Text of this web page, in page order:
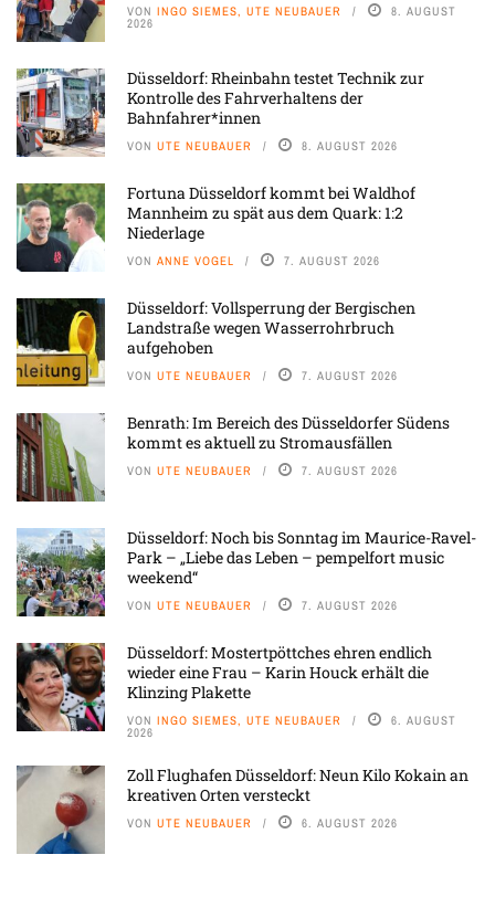
VON INGO SIEMES, UTE NEUBAUER 8. AUGUST
2026
Düsseldorf: Rheinbahn testet Technik zur
Kontrolle des Fahrverhaltens der
Bahnfahrer*innen
VON UTE NEUBAUER 8. AUGUST 2026
Fortuna Düsseldorf kommt bei Waldhof
Mannheim zu spät aus dem Quark: 1:2
Niederlage
VON ANNE VOGEL 7. AUGUST 2026
Düsseldorf: Vollsperrung der Bergischen
Landstraße wegen Wasserrohrbruch
aufgehoben
VON UTE NEUBAUER 7. AUGUST 2026
Benrath: Im Bereich des Düsseldorfer Südens
kommt es aktuell zu Stromausfällen
VON UTE NEUBAUER 7. AUGUST 2026
Düsseldorf: Noch bis Sonntag im Maurice-Ravel-
Park – „Liebe das Leben – pempelfort music
weekend“
VON UTE NEUBAUER 7. AUGUST 2026
Düsseldorf: Mostertpöttches ehren endlich
wieder eine Frau – Karin Houck erhält die
Klinzing Plakette
VON INGO SIEMES, UTE NEUBAUER 6. AUGUST
2026
Zoll Flughafen Düsseldorf: Neun Kilo Kokain an
kreativen Orten versteckt
VON UTE NEUBAUER 6. AUGUST 2026